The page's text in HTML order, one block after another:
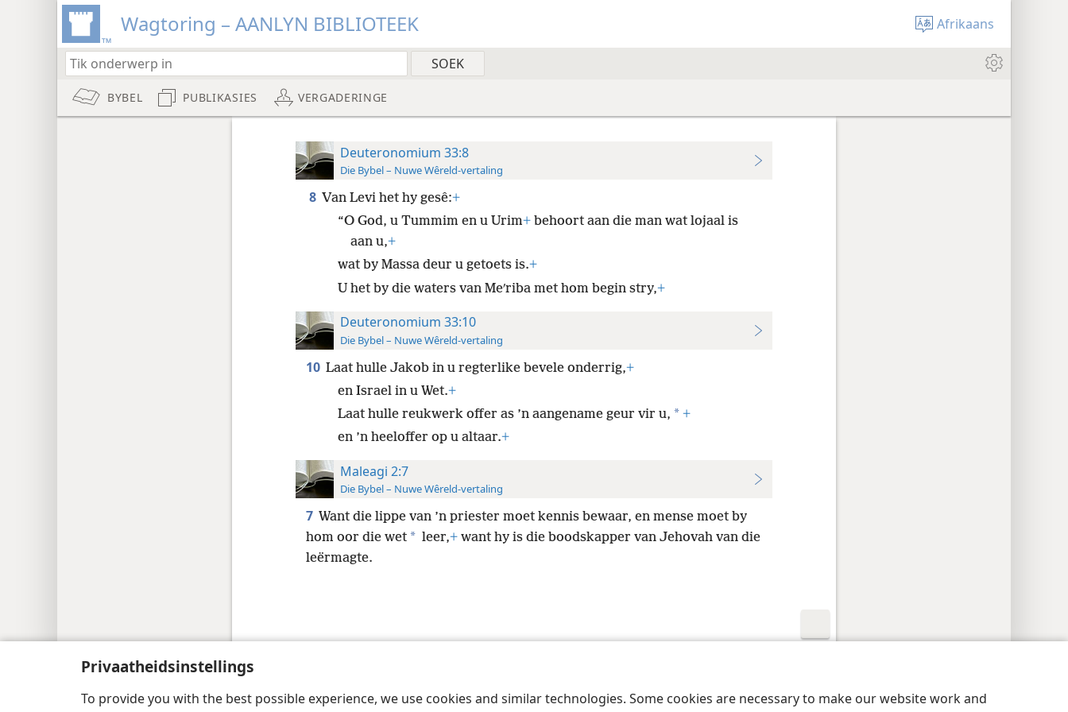
Privaatheidsinstellings
To provide you with the best possible experience, we use cookies and similar technologies. Some cookies are necessary to make our website work and
Wagtoring – AANLYN BIBLIOTEEK Afrikaans
BYBEL PUBLIKASIES VERGADERINGE
Deuteronomium 33:8
Die Bybel – Nuwe Wêreld-vertaling
8 Van Levi het hy gesê:+
“O God, u Tummim en u Urim+behoort aan die man wat lojaal is
aan u,+
wat by Massa deur u getoets is.+
U het by die waters van Meʹriba met hom begin stry,+
Deuteronomium 33:10
Die Bybel – Nuwe Wêreld-vertaling
10 Laat hulle Jakob in u regterlike bevele onderrig,+
en Israel in u Wet.+
Laat hulle reukwerk offer as ’n aangename geur vir u, * +
en ’n heeloffer op u altaar.+
Maleagi 2:7
Die Bybel – Nuwe Wêreld-vertaling
7 Want die lippe van ’n priester moet kennis bewaar, en mense moet by
hom oor die wet * leer,+want hy is die boodskapper van Jehovah van die
leërmagte.